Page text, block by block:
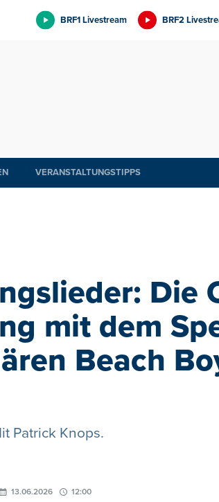
BRF1 Livestream BRF2
VERANSTALTUNGSTIPPS
Die
mit dem
Beach
Patrick Knops.
13.06.2026 12:00